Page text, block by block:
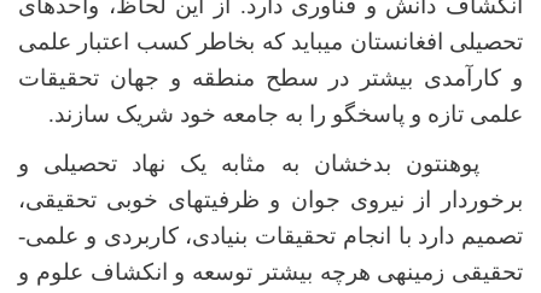
انکشاف دانش و فناوری دارد. از این لحاظ، واحدهای
تحصیلی افغانستان می­باید که بخاطر کسب اعتبار علمی
و کارآمدی بیشتر در سطح منطقه و جهان تحقیقات
علمی تازه و پاسخ­گو را به جامعه خود شریک سازند.
پوهنتون بدخشان به مثابه یک نهاد تحصیلی و
برخوردار از نیروی جوان و ظرفیت­های خوبی تحقیقی،
تصمیم دارد با انجام تحقیقات بنیادی، کاربردی و علمی-
تحقیقی زمینه­ی هرچه بیشتر توسعه و انکشاف علوم و